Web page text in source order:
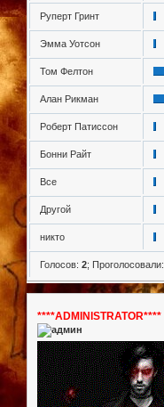
Руперт Гринт
Эмма Уотсон
Том Фелтон
Алан Рикман
Роберт Патиссон
Бонни Райт
Все
Другой
никто
Голосов: 2; Проголосовали:
****ADMINISTRATOR****